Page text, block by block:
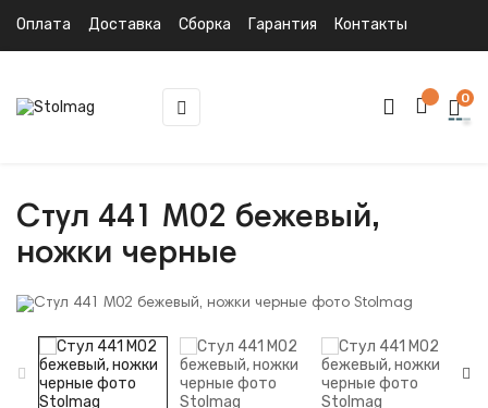
Оплата Доставка Сборка Гарантия Контакты
Toggle
navigation
☰ 0
Стул 441 M02 бежевый,
ножки черные